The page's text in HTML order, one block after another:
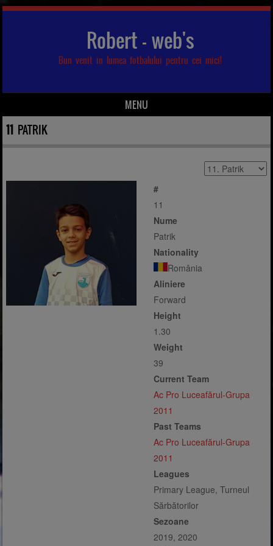
Robert – web's
Bun venit in lumea fotbalului pentru cei mici!
MENU
Skip to content
11 PATRIK
#
11
Nume
Patrik
Nationality
România
Aliniere
Forward
Height
1.30
Weight
39
Current Team
Ac Pro Luceafărul-Grupa
2011
Past Teams
Ac Pro Luceafărul-Grupa
2011
Leagues
Primary League, Turneul
Sărbătorilor
Sezoane
2019, 2020